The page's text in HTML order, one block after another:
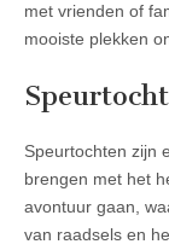
met vrienden of
mooiste plekken
Speurtochten zijn
brengen met het
avontuur gaan,
van raadsels en